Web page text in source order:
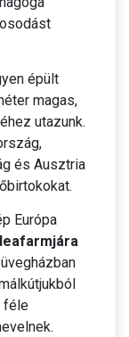
épült
magas,
utazunk.
és Ausztria
Európa
féle